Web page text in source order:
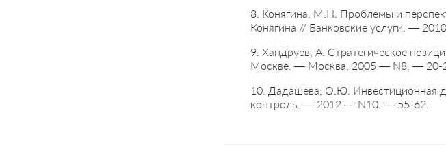
8. Конягина, М.Н. Проблемы и
Конягина // Банковские услуги. —
9. Хандруев, А. Стратегическое
Москве. — Москва, 2005 — N8. — 20-
10. Дадашева, О.Ю. Инвестиционная
контроль. — 2012 — N10. — 55-62.